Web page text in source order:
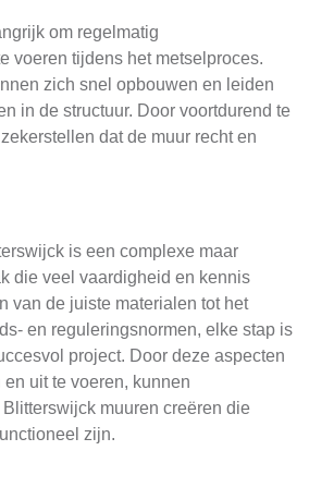
om regelmatig
voeren tijdens het metselproces.
zich snel opbouwen en leiden
in de structuur. Door voortdurend te
dat de muur recht en
is een complexe maar
die veel vaardigheid en kennis
van de juiste materialen tot het
en reguleringsnormen, elke stap is
project. Door deze aspecten
uit te voeren, kunnen
muuren creëren die
zijn.